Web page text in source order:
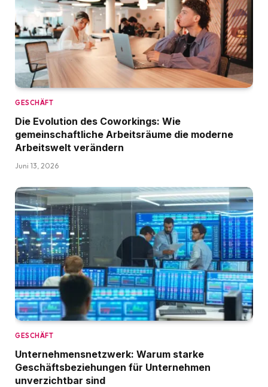
GESCHÄFT
Die Evolution des Coworkings: Wie
gemeinschaftliche Arbeitsräume die moderne
Arbeitswelt verändern
Juni 13, 2026
GESCHÄFT
Unternehmensnetzwerk: Warum starke
Geschäftsbeziehungen für Unternehmen
unverzichtbar sind